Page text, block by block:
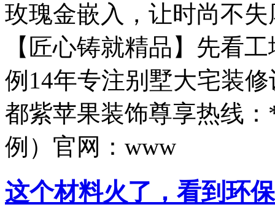
玫瑰金嵌入，让时尚不
【匠心铸就精品】先看
例14年专注别墅大宅装
都紫苹果装饰尊享热线
例）官网：www
这个材料火了，看到环